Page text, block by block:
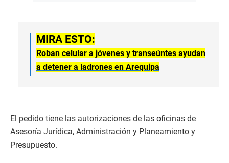
MIRA ESTO:
Roban celular a jóvenes y transeúntes ayudan
a detener a ladrones en Arequipa
El pedido tiene las autorizaciones de las oficinas de
Asesoría Jurídica, Administración y Planeamiento y
Presupuesto.